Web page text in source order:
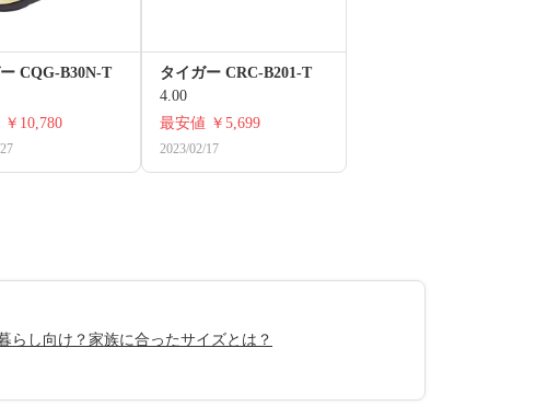
CQG-B30N-T
￥10,780
タイガー CRC-B201-T
4.00
最安値 ￥5,699
2023/02/17
らし向け？家族に合ったサイズとは？